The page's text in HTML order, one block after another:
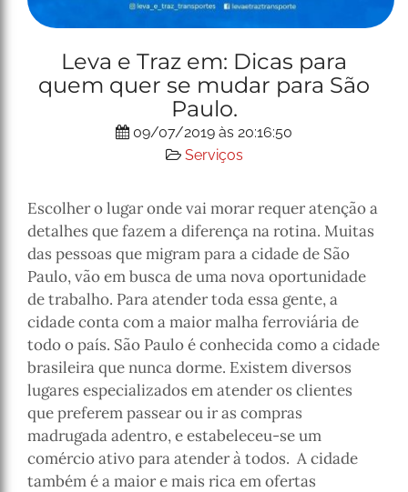
Leva e Traz em: Dicas para
quem quer se mudar para São
Paulo.
09/07/2019 às 20:16:50
Serviços
Escolher o lugar onde vai morar requer atenção a
detalhes que fazem a diferença na rotina. Muitas
das pessoas que migram para a cidade de São
Paulo, vão em busca de uma nova oportunidade
de trabalho. Para atender toda essa gente, a
cidade conta com a maior malha ferroviária de
todo o país. São Paulo é conhecida como a cidade
brasileira que nunca dorme. Existem diversos
lugares especializados em atender os clientes
que preferem passear ou ir as compras
madrugada adentro, e estabeleceu-se um
comércio ativo para atender à todos. A cidade
também é a maior e mais rica em ofertas